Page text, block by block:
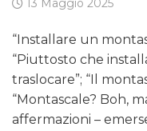
13 Maggio 2025
“Installare un
“Piuttosto che
traslocare”; “Il
“Montascale? Boh,
affermazioni –